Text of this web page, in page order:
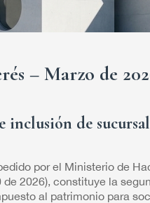
– Marzo de
de
por el Ministerio de
2026), constituye la
al patrimonio para